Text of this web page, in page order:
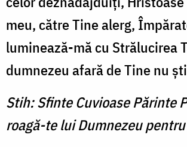
meu, către Tine alerg,
luminează-mă cu Strălucirea
dumnezeu afară de Tine nu
Stih: Sfinte Cuvioase Părinte
roagă-te lui Dumnezeu